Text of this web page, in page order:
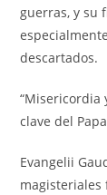
guerras, y su
descartados.
“Misericordia
clave del
Evangelii
magisteriales